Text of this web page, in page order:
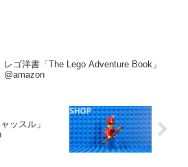
レゴ洋書「The Lego Adventure Book」
@amazon
ッスル」